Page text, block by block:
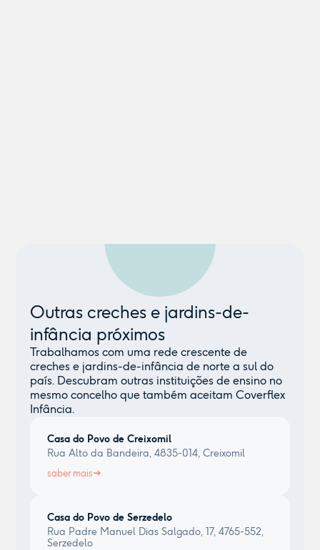
Outras creches e jardins-de-
infância próximos
Trabalhamos com uma rede crescente de
creches e jardins-de-infância de norte a sul do
país. Descubram outras instituições de ensino no
mesmo concelho que também aceitam Coverflex
Infância.
Casa do Povo de Creixomil
Rua Alto da Bandeira, 4835-014, Creixomil
saber mais
Casa do Povo de Serzedelo
Rua Padre Manuel Dias Salgado, 17, 4765-552,
Serzedelo